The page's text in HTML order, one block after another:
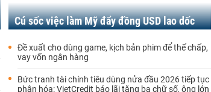
Cú sốc việc làm Mỹ đẩy đồng USD lao dốc
Đề xuất cho dùng game, kịch bản phim để thế chấp,
vay vốn ngân hàng
Bức tranh tài chính tiêu dùng nửa đầu 2026 tiếp tục
phân hóa: VietCredit báo lãi tăng ba chữ số, ông lớn